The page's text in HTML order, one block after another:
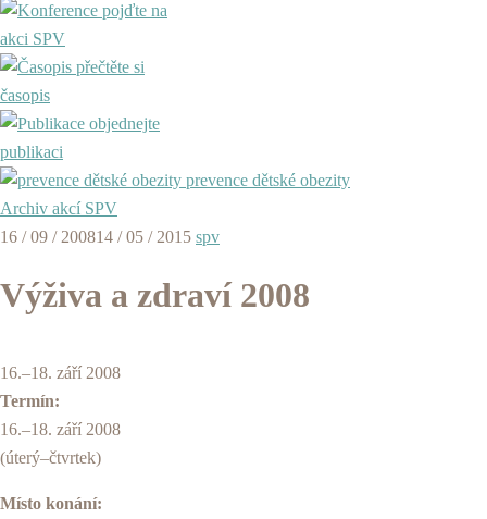
pojďte na
akci SPV
přečtěte si
časopis
objednejte
publikaci
prevence dětské obezity
Archiv akcí SPV
16 / 09 / 200814 / 05 / 2015 spv
Výživa a zdraví 2008
16.–18. září 2008
Termín:
16.–18. září 2008
(úterý–čtvrtek)
Místo konání: